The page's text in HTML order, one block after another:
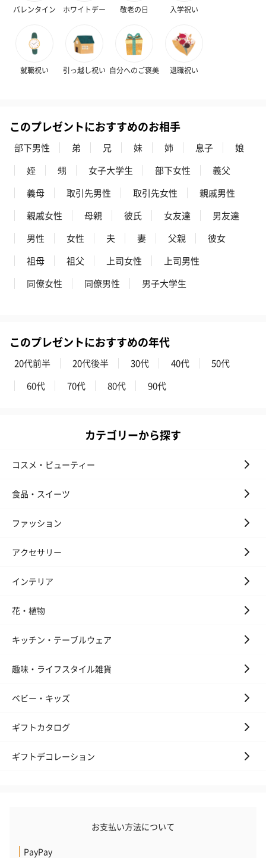
フラッグカプセル：イ
フラッグカプセル：イ
バレンタイン ホワイトデー 敬老の日 入学祝い
就職祝い 引っ越し祝い 自分へのご褒美 退職祝い
このプレゼントにおすすめのお相手
部下男性 弟 兄 妹 姉 息子
娘
姪
甥 女子大学生 部下女性
義父
義母
取引先男性 取引先女性
親戚男性
親戚女性
母親 彼氏 女友達
男友達
男性
女性 夫 妻 父親
彼女
祖母
祖父 上司女性
上司男性
同僚女性
同僚男性 男子大学生
このプレゼントにおすすめの年代
20代前半 20代後半 30代 40代
50代
60代
70代 80代 90代
カテゴリーから探す
コスメ・ビューティー
食品・スイーツ
ファッション
アクセサリー
インテリア
花・植物
キッチン・テーブルウェア
趣味・ライフスタイル雑貨
ベビー・キッズ
ギフトカタログ
ギフトデコレーション
お支払い方法について
PayPay